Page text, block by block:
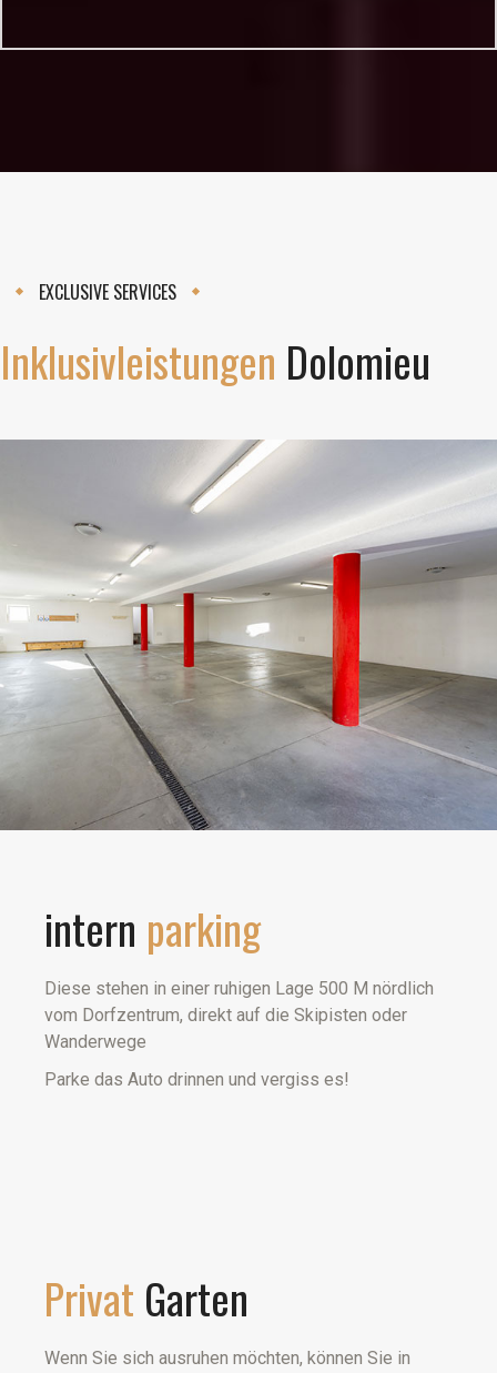
EXCLUSIVE SERVICES
Inklusivleistungen Dolomieu
intern parking
Diese stehen in einer ruhigen Lage 500 M nördlich
vom Dorfzentrum, direkt auf die Skipisten oder
Wanderwege
Parke das Auto drinnen und vergiss es!
Privat Garten
Wenn Sie sich ausruhen möchten, können Sie in